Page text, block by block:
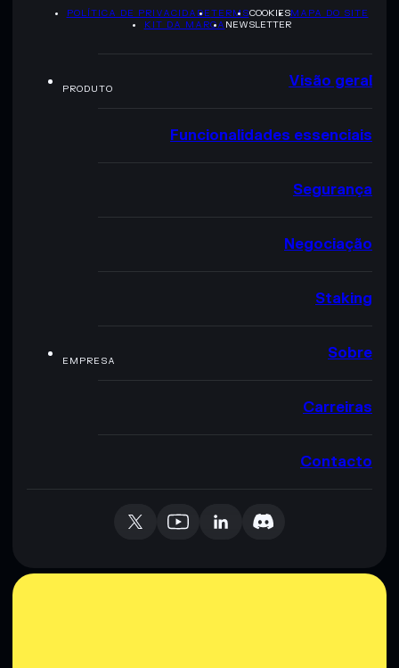
POLÍTICA DE PRIVACIDADETERMSCOOKIESMAPA DO SITE
KIT DA MARCA NEWSLETTER
PRODUTO Visão geral
Funcionalidades essenciais
Segurança
Negociação
Staking
EMPRESA Sobre
Carreiras
Contacto